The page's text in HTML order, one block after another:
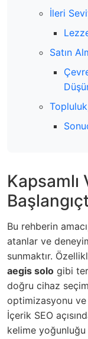
İleri
Satın
Kapsamlı
Bu rehberin
atanlar ve
sunmaktır.
aegis solo gibi
doğru cihaz
optimizasyonu ve
İçerik SEO
kelime